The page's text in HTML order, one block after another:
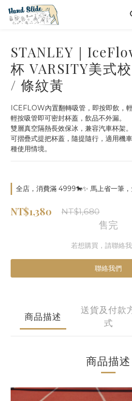
STANLEY｜
杯 VARSITY美式
/ 條紋黃
ICEFLOW內置翻轉吸管，即按即飲，輕
輕按吸管即可密封杯蓋，飲品不外漏。
雙層真空隔熱長效保冰，兼容汽車杯架。
可摺疊式提把杯蓋，隨提隨行，適用機
種使用情境。
全店，消費滿 4999🐎✨ 馬上省一筆，
NT$1,380 NT$1,680
售完
若想購買，請聯絡我
聯絡我們
商品描述
送貨及付款
式
商品描述